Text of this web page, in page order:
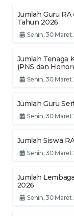
Jumlah Guru
Tahun 2026
Senin, 30 Maret
Jumlah Tenaga
(PNS dan
Senin, 30 Maret
Jumlah Guru
Senin, 30 Maret
Jumlah Siswa
Senin, 30 Maret
Jumlah
2026
Senin, 30 Maret